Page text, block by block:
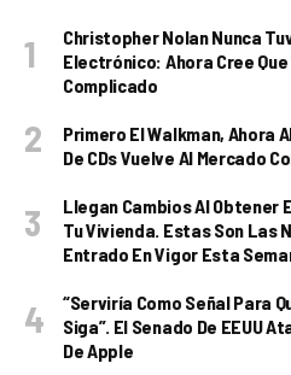
Christopher Nolan Nunca
Electrónico: Ahora Cree
Complicado
Primero El Walkman, Ahora
De CDs Vuelve Al Mercado
Llegan Cambios Al
Tu Vivienda. Estas Son Las
Entrado En Vigor Esta
“Serviría Como Señal Para
Siga”. El Senado De EEUU
De Apple